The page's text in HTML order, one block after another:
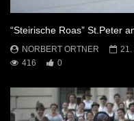
“Steirische Roas” St.Peter
NORBERT ORTNER
21.
416
0